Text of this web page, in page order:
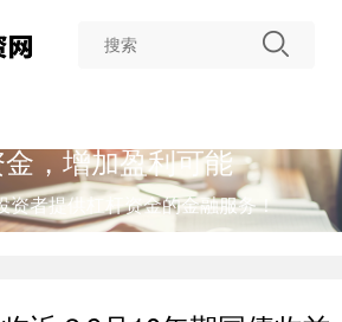
，增加盈利可能
资者提供杠杆资金的金融服务！